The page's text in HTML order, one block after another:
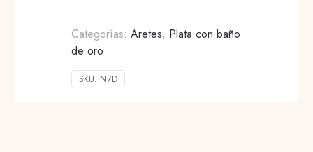
Categorías:Aretes, Plata con baño
de oro
SKU: N/D